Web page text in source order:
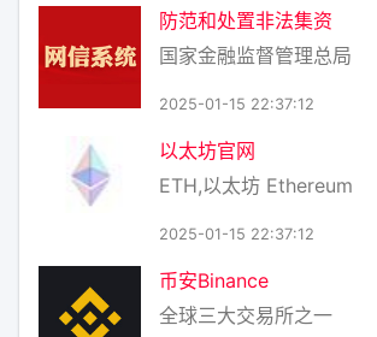
防范和处置非法集资
国家金融监督管理总局
2025-01-15 22:37:12
以太坊官网
ETH,以太坊 Ethereum
2025-01-15 22:37:12
币安Binance
全球三大交易所之一